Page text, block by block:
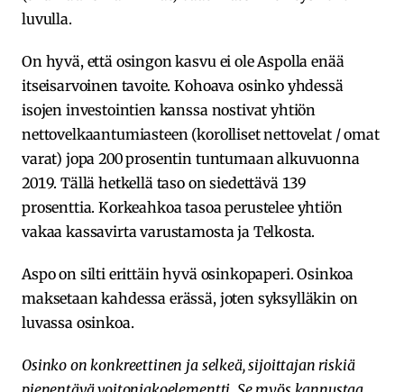
luvulla.
On hyvä, että osingon kasvu ei ole Aspolla enää
itseisarvoinen tavoite. Kohoava osinko yhdessä
isojen investointien kanssa nostivat yhtiön
nettovelkaantumiasteen (korolliset nettovelat / omat
varat) jopa 200 prosentin tuntumaan alkuvuonna
2019. Tällä hetkellä taso on siedettävä 139
prosenttia. Korkeahkoa tasoa perustelee yhtiön
vakaa kassavirta varustamosta ja Telkosta.
Aspo on silti erittäin hyvä osinkopaperi. Osinkoa
maksetaan kahdessa erässä, joten syksylläkin on
luvassa osinkoa.
Osinko on konkreettinen ja selkeä, sijoittajan riskiä